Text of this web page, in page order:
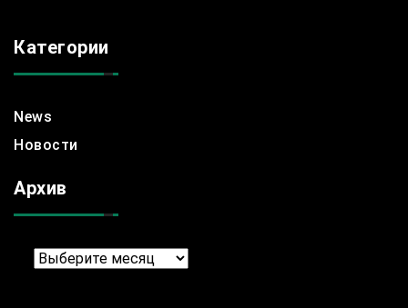
Категории
News
Новости
Архив
Архив